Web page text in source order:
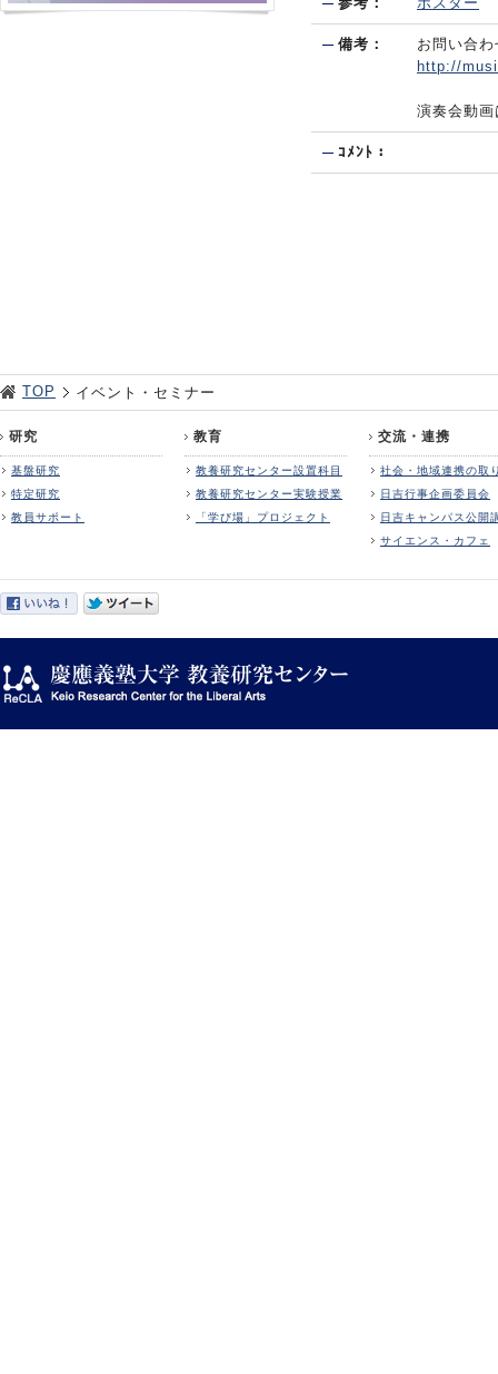
備考：
お問い合
http://
演奏会動画
ｺﾒﾝﾄ：
TOP イベント・セミナー
研究
基盤研究
特定研究
教員サポート
教育
教養研究センター設置科目
教養研究センター実験授業
「学び場」プロジェクト
交流・連携
社会・地域連携の取
日吉行事企画委員会
日吉キャンパス公開
サイエンス・カフェ